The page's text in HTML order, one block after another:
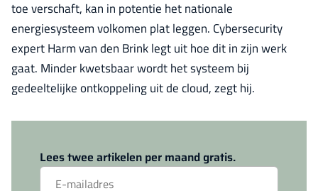
toe verschaft, kan in potentie het nationale
energiesysteem volkomen plat leggen. Cybersecurity
expert Harm van den Brink legt uit hoe dit in zijn werk
gaat. Minder kwetsbaar wordt het systeem bij
gedeeltelijke ontkoppeling uit de cloud, zegt hij.
Lees twee artikelen per maand gratis.